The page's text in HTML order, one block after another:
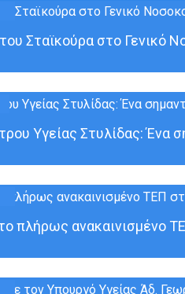
Σταϊκούρα στο Γενικό
Υγείας Στυλίδας: Ένα
πλήρως ανακαινισμένο